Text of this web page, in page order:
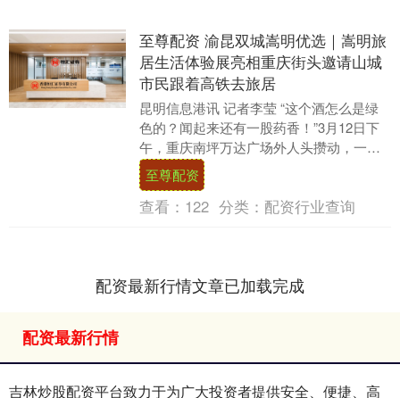
至尊配资 渝昆双城嵩明优选｜嵩明旅
居生活体验展亮相重庆街头邀请山城
市民跟着高铁去旅居
昆明信息港讯 记者李莹 “这个酒怎么是绿
色的？闻起来还有一股药香！”3月12日下
午，重庆南坪万达广场外人头攒动，一场
跨越千里的“双城对话”正在这里火热上演。
作为....
至尊配资
查看： 122 分类： 配资行业查询
配资最新行情文章已加载完成
配资最新行情
吉林炒股配资平台致力于为广大投资者提供安全、便捷、高